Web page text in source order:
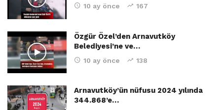
10 ay önce 167
Özgür Özel’den Arnavutköy
Belediyesi’ne ve…
10 ay önce 138
Arnavutköy’ün nüfusu 2024 yılında
344.868’e…